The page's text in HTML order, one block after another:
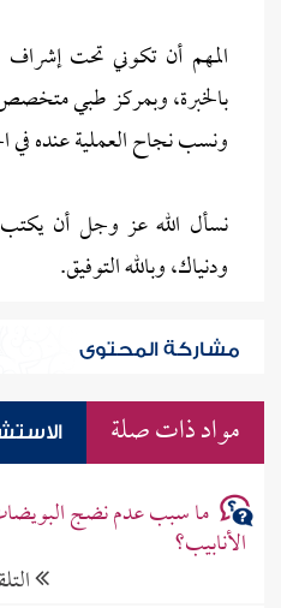
المهم أن تكوني تحت
بالخبرة، وبمركز طبي
ونسب نجاح العملية عنده في
نسأل الله عز وجل أن
ودنياك، وبالله التوفيق.
مشاركة المحتوى
مواد ذات صلة
ما سبب عدم نضج
الأنابيب؟